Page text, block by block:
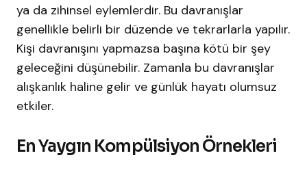
ya da zihinsel eylemlerdir. Bu davranışlar
genellikle belirli bir düzende ve tekrarlarla yapılır.
Kişi davranışını yapmazsa başına kötü bir şey
geleceğini düşünebilir. Zamanla bu davranışlar
alışkanlık haline gelir ve günlük hayatı olumsuz
etkiler.
En Yaygın Kompülsiyon Örnekleri